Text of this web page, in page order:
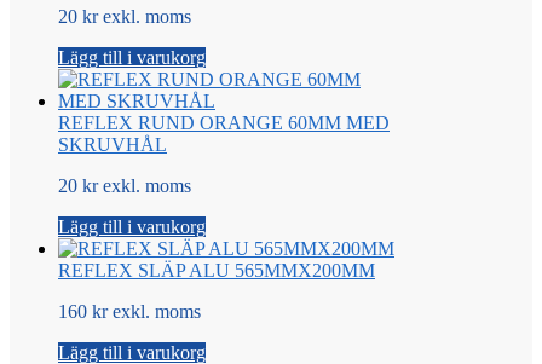
20 kr exkl. moms
Lägg till i varukorg
REFLEX RUND ORANGE 60MM MED
SKRUVHÅL
20 kr exkl. moms
Lägg till i varukorg
REFLEX SLÄP ALU 565MMX200MM
160 kr exkl. moms
Lägg till i varukorg